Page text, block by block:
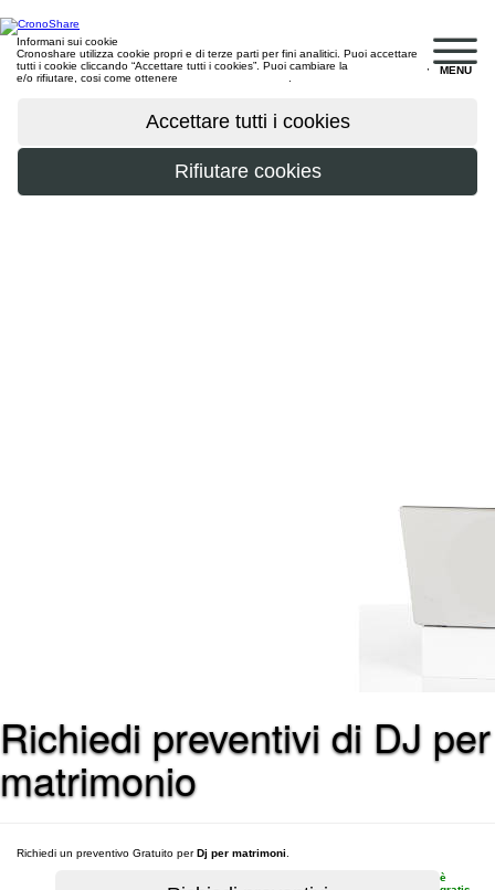
MENU
Informani sui cookie
Cronoshare utilizza cookie propri e di terze parti per fini analitici. Puoi accettare
tutti i cookie cliccando “Accettare tutti i cookies”. Puoi cambiare la
e/o rifiutare, cosi come ottenere
Richiedi preventivi di DJ per
matrimonio
Richiedi un preventivo Gratuito perDj per matrimoni
è